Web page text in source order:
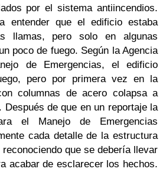
por el sistema antiincendios.
entender que el edificio estaba
llamas, pero solo en algunas
poco de fuego. Según la Agencia
de Emergencias, el edificio
pero por primera vez en la
columnas de acero colapsa a
Después de que en un reportaje la
el Manejo de Emergencias
cada detalle de la estructura
que se debería llevar
acabar de esclarecer los hechos.